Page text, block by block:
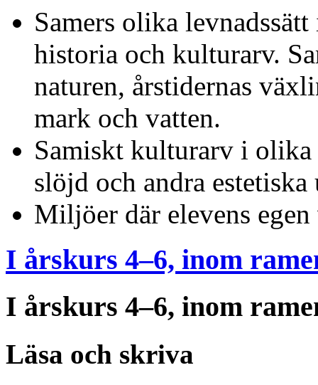
Samers olika
historia och kulturarv.
naturen, årstidernas
mark och vatten.
Samiskt kulturarv i
slöjd och andra
Miljöer där elevens egen
I årskurs 4–6, inom
I årskurs 4–6, inom
Läsa och skriva